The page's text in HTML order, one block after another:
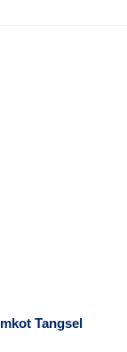
Tangsel